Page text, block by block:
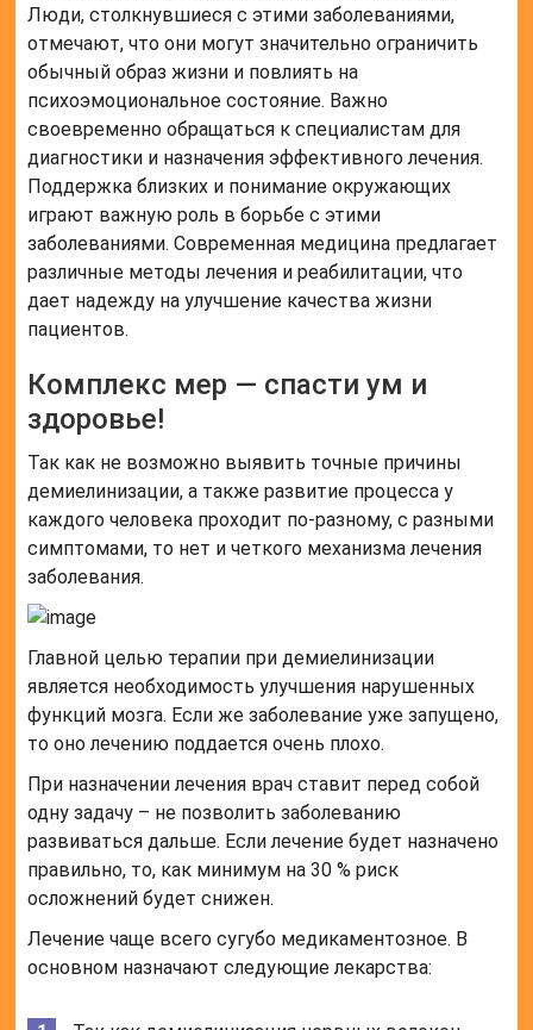
Люди, столкнувшиеся с этими заболеваниями,
отмечают, что они могут значительно ограничить
обычный образ жизни и повлиять на
психоэмоциональное состояние. Важно
своевременно обращаться к специалистам для
диагностики и назначения эффективного лечения.
Поддержка близких и понимание окружающих
играют важную роль в борьбе с этими
заболеваниями. Современная медицина предлагает
различные методы лечения и реабилитации, что
дает надежду на улучшение качества жизни
пациентов.
Комплекс мер — спасти ум и
здоровье!
Так как не возможно выявить точные причины
демиелинизации, а также развитие процесса у
каждого человека проходит по-разному, с разными
симптомами, то нет и четкого механизма лечения
заболевания.
Главной целью терапии при демиелинизации
является необходимость улучшения нарушенных
функций мозга. Если же заболевание уже запущено,
то оно лечению поддается очень плохо.
При назначении лечения врач ставит перед собой
одну задачу – не позволить заболеванию
развиваться дальше. Если лечение будет назначено
правильно, то, как минимум на 30 % риск
осложнений будет снижен.
Лечение чаще всего сугубо медикаментозное. В
основном назначают следующие лекарства: